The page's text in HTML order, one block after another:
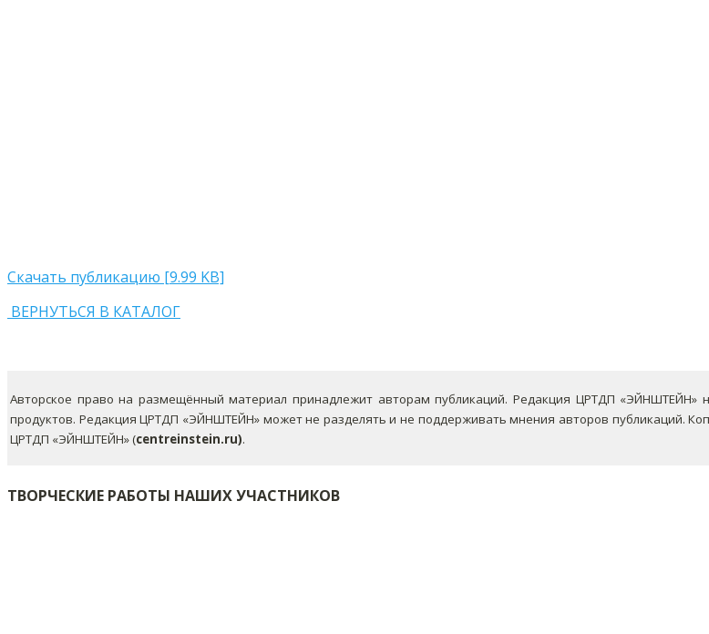
Скачать публикацию [9.99 KB]
ВЕРНУТЬСЯ В КАТАЛОГ
Авторское право на размещённый материал принадлежит авторам публикаций. Редакция ЦРТДП «ЭЙНШТЕЙН»
продуктов. Редакция ЦРТДП «ЭЙНШТЕЙН» может не разделять и не поддерживать мнения авторов публикаций.
ЦРТДП «ЭЙНШТЕЙН» (centreinstein.ru).
ТВОРЧЕСКИЕ РАБОТЫ НАШИХ УЧАСТНИКОВ